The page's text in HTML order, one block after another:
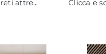
Se sei alla ricerca di pensili e pareti attrezzate moderne, opta per il modello Living LV714 di Giessegi: clicca e scopri di più!